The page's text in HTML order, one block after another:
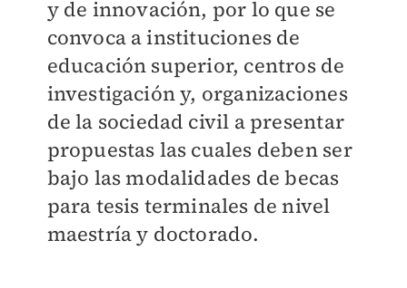
y de innovación, por lo que se
convoca a instituciones de
educación superior, centros de
investigación y, organizaciones
de la sociedad civil a presentar
propuestas las cuales deben ser
bajo las modalidades de becas
para tesis terminales de nivel
maestría y doctorado.